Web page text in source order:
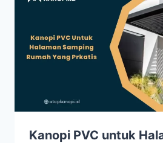
Kanopi PVC untuk